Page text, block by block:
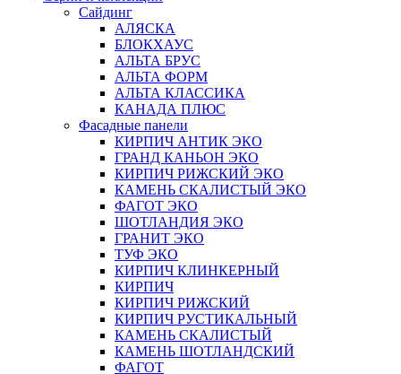
Сайдинг
АЛЯСКА
БЛОКХАУС
АЛЬТА БРУС
АЛЬТА ФОРМ
АЛЬТА КЛАССИКА
КАНАДА ПЛЮС
Фасадные панели
КИРПИЧ АНТИК ЭКО
ГРАНД КАНЬОН ЭКО
КИРПИЧ РИЖСКИЙ ЭКО
КАМЕНЬ СКАЛИСТЫЙ ЭКО
ФАГОТ ЭКО
ШОТЛАНДИЯ ЭКО
ГРАНИТ ЭКО
ТУФ ЭКО
КИРПИЧ КЛИНКЕРНЫЙ
КИРПИЧ
КИРПИЧ РИЖСКИЙ
КИРПИЧ РУСТИКАЛЬНЫЙ
КАМЕНЬ СКАЛИСТЫЙ
КАМЕНЬ ШОТЛАНДСКИЙ
ФАГОТ